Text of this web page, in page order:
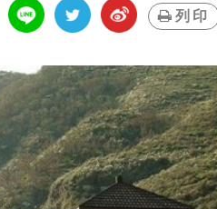
列印